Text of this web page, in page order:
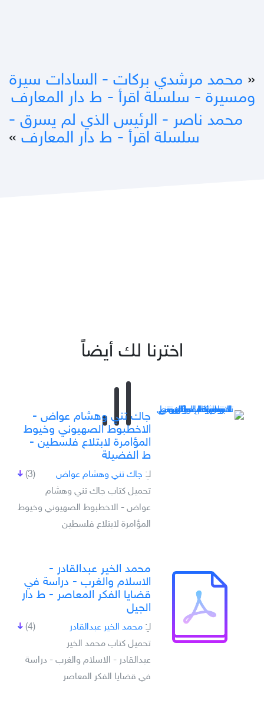
« محمد مرشدي بركات - السادات سيرة
ومسيرة - سلسلة اقرأ - ط دار المعارف
محمد ناصر - الرئيس الذي لم يسرق -
سلسلة اقرأ - ط دار المعارف »
اخترنا لك أيضاً
جاك تني وهشام عواض -
الاخطبوط الصهيوني وخيوط
المؤامرة لابتلاع فلسطين -
ط الفضيلة
(3) لـِ: جاك تني وهشام عواض
تحميل كتاب جاك تني وهشام
عواض - الاخطبوط الصهيوني وخيوط
المؤامرة لابتلاع فلسطين
محمد الخير عبدالقادر -
الاسلام والغرب - دراسة في
قضايا الفكر المعاصر - ط دار
الجيل
(4) لـِ: محمد الخير عبدالقادر
تحميل كتاب محمد الخير
عبدالقادر - الاسلام والغرب - دراسة
في قضايا الفكر المعاصر